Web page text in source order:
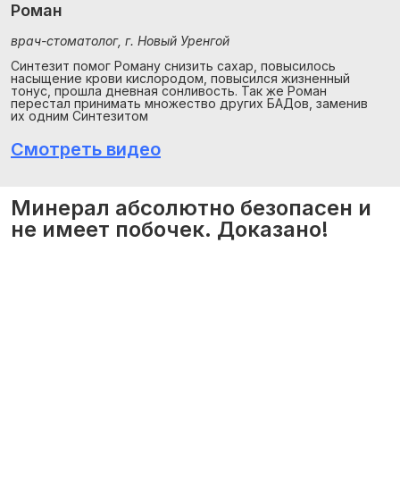
Роман
врач-стоматолог, г. Новый Уренгой
Синтезит помог Роману снизить сахар, повысилось
насыщение крови кислородом, повысился жизненный
тонус, прошла дневная сонливость. Так же Роман
перестал принимать множество других БАДов, заменив
их одним Синтезитом
Смотреть видео
Минерал абсолютно безопасен и
не имеет побочек. Доказано!